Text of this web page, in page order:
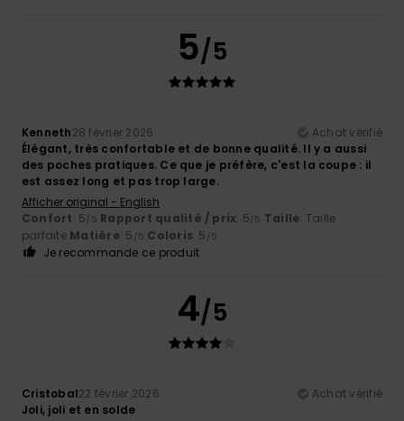
5/5
Kenneth28 février 2026
Achat vérifié
Élégant, très confortable et de bonne qualité. Il y a aussi
des poches pratiques. Ce que je préfère, c'est la coupe : il
est assez long et pas trop large.
Afficher original - English
Confort: 5/5 Rapport qualité / prix: 5/5 Taille: Taille
parfaite Matière: 5 /5 Coloris: 5 /5
Je recommande ce produit
4/5
Cristobal22 février 2026
Achat vérifié
Joli, joli et en solde